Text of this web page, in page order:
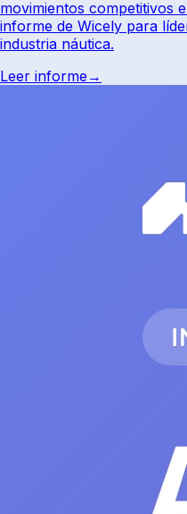
movimientos competitivos
informe de Wicely para
industria náutica.
Leer informe →